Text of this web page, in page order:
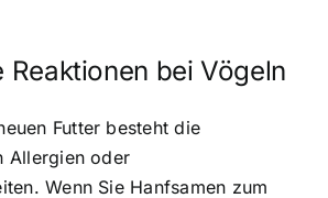
Reaktionen bei Vögeln
Futter besteht die
Allergien oder
Wenn Sie Hanfsamen zum